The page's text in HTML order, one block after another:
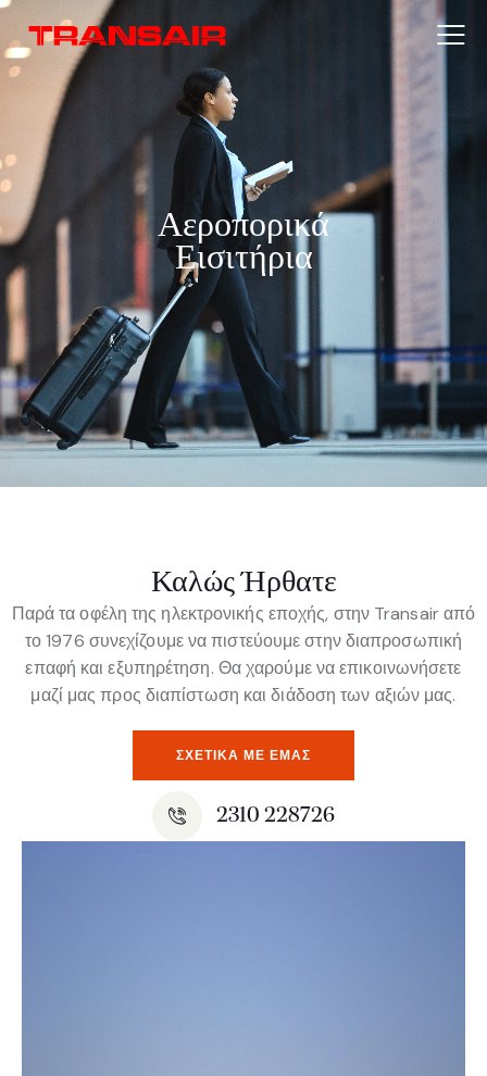
Αεροπορικά
Εισιτήρια
Καλώς Ήρθατε
Παρά τα οφέλη της ηλεκτρονικής εποχής, στην Transair από
το 1976 συνεχίζουμε να πιστεύουμε στην διαπροσωπική
επαφή και εξυπηρέτηση. Θα χαρούμε να επικοινωνήσετε
μαζί μας προς διαπίστωση και διάδοση των αξιών μας.
ΣΧΕΤΙΚΆ ΜΕ ΕΜΆΣ
2310 228726